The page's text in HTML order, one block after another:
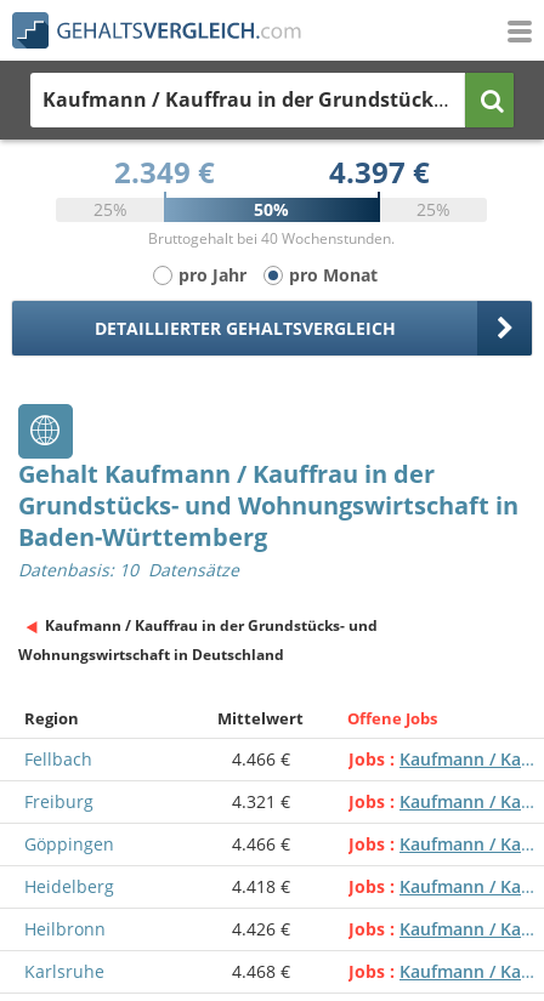
Kaufmann / Kauffrau in der Grundstücks- und Wohnungswirtschaft
2.349 € 4.397 €
25% 50% 25%
Bruttogehalt bei 40 Wochenstunden.
pro Jahr pro Monat
DETAILLIERTER GEHALTSVERGLEICH
Gehalt Kaufmann / Kauffrau in der
Grundstücks- und Wohnungswirtschaft in
Baden-Württemberg
Datenbasis: 10 Datensätze
Kaufmann / Kauffrau in der Grundstücks- und
Wohnungswirtschaft in Deutschland
Region Mittelwert Offene Jobs
Fellbach 4.466 € Jobs
Kaufmann / Kauffrau in der Grundstücks- und Wohnungswirtschaft
Freiburg
4.321 € Jobs
Kaufmann / Kauffrau in der Grundstücks- und Wohnungswirtschaft
Göppingen
4.466 € Jobs
Kaufmann / Kauffrau in der Grundstücks- und Wohnungswirtschaft
Heidelberg
4.418 € Jobs
Kaufmann / Kauffrau in der Grundstücks- und Wohnungswirtschaft
Heilbronn
4.426 € Jobs
Kaufmann / Kauffrau in der Grundstücks- und Wohnungswirtschaft
Karlsruhe
4.468 € Jobs
Kaufmann / Kauffrau in der Grundstücks- und Wohnungswirtschaft